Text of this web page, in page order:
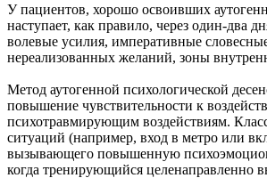
У пациентов, хорошо освоивших
наступает, как правило, через один-два
волевые усилия, императивные
нереализованных желаний, зоны
Метод аутогенной психологической
повышение чувствительности к
психотравмирующим воз­действиям.
ситуаций (например, вход в метро или
вызывающего повышенную
когда тренирующийся целенаправленно